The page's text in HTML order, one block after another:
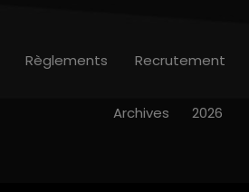
Règlements Recrutement
Archives 2026